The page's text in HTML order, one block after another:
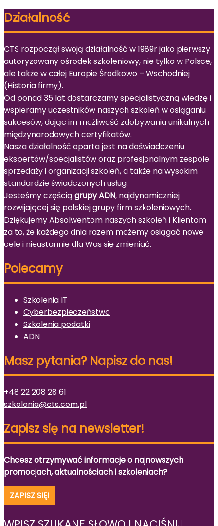
Działalność
CTS rozpoczął swoją działalność w 1989r jako pierwszy
autoryzowany ośrodek szkoleniowy, nie tylko w Polsce,
ale także w całej Europie Środkowo – Wschodniej
(Historia firmy).
Od ponad 35 lat dostarczamy specjalistyczną wiedzę i
wspieramy uczestników naszych szkoleń w osiąganiu
sukcesów, dając im możliwość zdobywania unikalnych
międzynarodowych certyfikatów.
Nasza działalność oparta jest na doświadczeniu
ekspertów/specjalistów oraz profesjonalnym zespole
sprzedaży i organizacji szkoleń, a także na wysokim
standardzie świadczonych usług.
Jesteśmy częścią grupy ADN, najdynamiczniej
rozwijającej się polskiej grupy firm szkoleniowych.
Dziękujemy Absolwentom naszych szkoleń i Klientom
za to, że każdego dnia razem możemy osiągać nowe
cele i nieustannie dla Was się zmieniać.
Polecamy
Szkolenia IT
Cyberbezpieczeństwo
Szkolenia podatki
ADN
Masz pytania? Napisz do nas!
+48 22 208 28 61
szkolenia@cts.com.pl
Zapisz się na newsletter!
Chcesz otrzymywać informacje o najnowszych
promocjach, aktualnościach i szkoleniach?
ZAPISZ SIĘ!